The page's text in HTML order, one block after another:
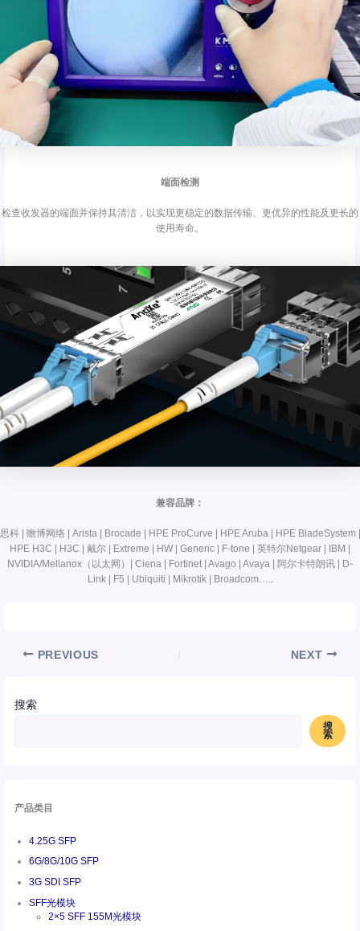
搜索
搜
索
产品类目
4.25G SFP
6G/8G/10G SFP
3G SDI SFP
SFF光模块
2×5 SFF 155M光模块
端面检测
检查收发器的端面并保持其清洁，以实现更稳定的数据传输、更优异的性能及更长的
使用寿命。
兼容品牌：
思科 | 瞻博网络 | Arista | Brocade | HPE ProCurve | HPE Aruba | HPE BladeSystem |
HPE H3C | H3C | 戴尔 | Extreme | HW | Generic | F-tone | 英特尔Netgear | IBM |
NVIDIA/Mellanox（以太网）| Ciena | Fortinet | Avago | Avaya | 阿尔卡特朗讯 | D-
Link | F5 | Ubiquiti | Mikrotik | Broadcom…..
PREVIOUS NEXT